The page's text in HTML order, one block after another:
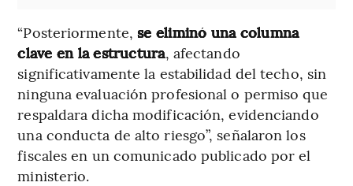
“Posteriormente,se eliminó una columna
clave en la estructura, afectando
significativamente la estabilidad del techo, sin
ninguna evaluación profesional o permiso que
respaldara dicha modificación, evidenciando
una conducta de alto riesgo”, señalaron los
fiscales en un comunicado publicado por el
ministerio.